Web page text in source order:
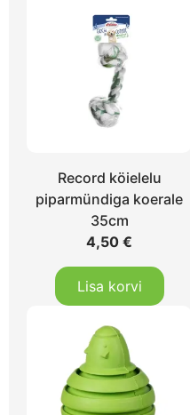
Record köielelu
piparmündiga koerale
35cm
4,50€
Lisa korvi